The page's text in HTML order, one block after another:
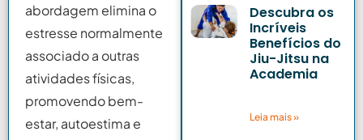
abordagem elimina o
estresse normalmente
associado a outras
atividades físicas,
promovendo bem-
estar, autoestima e
Descubra os
Incríveis
Benefícios do
Jiu-Jitsu na
Academia
Leia mais »